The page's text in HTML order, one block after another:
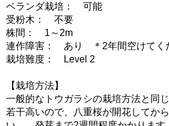
ベランダ栽培： 可能
受粉木： 不要
株間： 1～2m
連作障害： あり ＊2年間空けてく
栽培難度： Level 2
【栽培方法】
一般的なトウガラシの栽培方法と同
若干高いので、八重桜が開花してか